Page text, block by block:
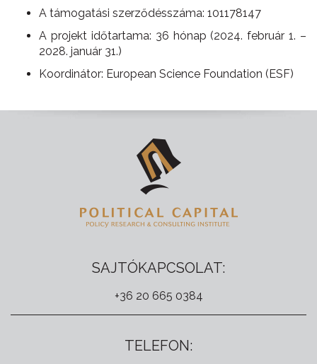
A támogatási szerződésszáma: 101178147
A projekt időtartama: 36 hónap (2024. február 1. –
2028. január 31.)
Koordinátor: European Science Foundation (ESF)
SAJTÓKAPCSOLAT:
+36 20 665 0384
TELEFON: